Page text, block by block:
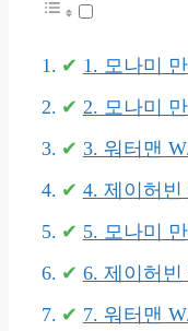
1. 모나미
2. 모나미
3. 워터맨
4. 제이허
5. 모나미
6. 제이허
7. 워터맨